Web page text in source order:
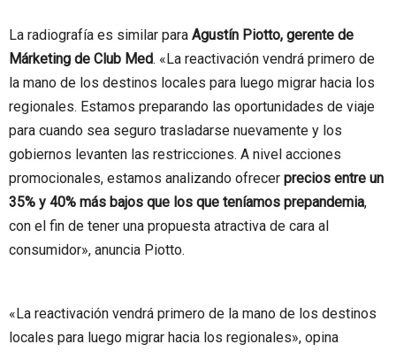
La radiografía es similar para Agustín Piotto, gerente de
Márketing de Club Med. «La reactivación vendrá primero de
la mano de los destinos locales para luego migrar hacia los
regionales. Estamos preparando las oportunidades de viaje
para cuando sea seguro trasladarse nuevamente y los
gobiernos levanten las restricciones. A nivel acciones
promocionales, estamos analizando ofrecer precios entre un
35% y 40% más bajos que los que teníamos prepandemia,
con el fin de tener una propuesta atractiva de cara al
consumidor», anuncia Piotto.
«La reactivación vendrá primero de la mano de los destinos
locales para luego migrar hacia los regionales», opina